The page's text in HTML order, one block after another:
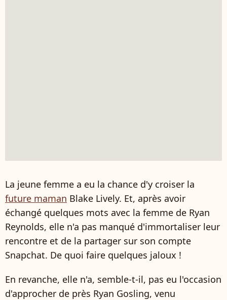
La jeune femme a eu la chance d'y croiser la
future maman Blake Lively. Et, après avoir
échangé quelques mots avec la femme de Ryan
Reynolds, elle n'a pas manqué d'immortaliser leur
rencontre et de la partager sur son compte
Snapchat. De quoi faire quelques jaloux !
En revanche, elle n'a, semble-t-il, pas eu l'occasion
d'approcher de près Ryan Gosling, venu